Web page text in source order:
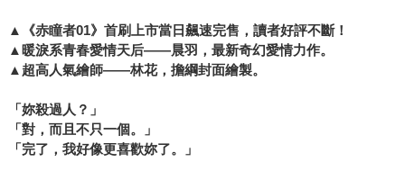
▲《赤瞳者01》首刷上市當日飆速完售，讀者好評不斷！
▲暖淚系青春愛情天后——晨羽，最新奇幻愛情力作。
▲超高人氣繪師——林花，擔綱封面繪製。
「妳殺過人？」
「對，而且不只一個。」
「完了，我好像更喜歡妳了。」